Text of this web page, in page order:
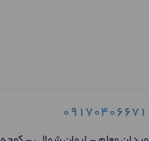
09170406671